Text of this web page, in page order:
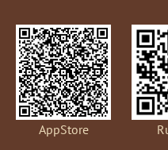
AppStore